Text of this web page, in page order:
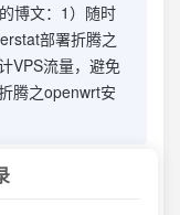
博文：1）随时
部署折腾之
VPS流量，避免
腾之openwrt安